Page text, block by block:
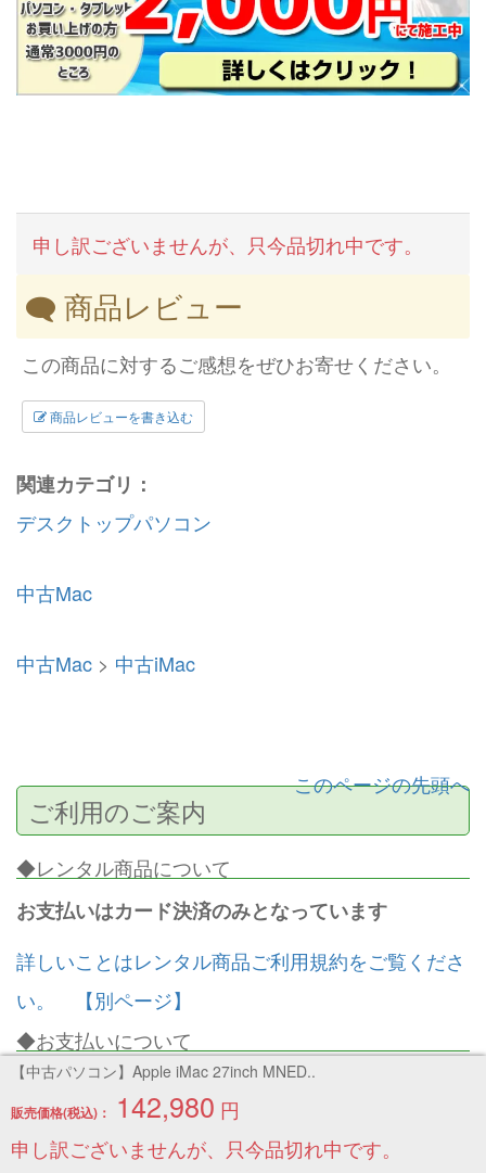
申し訳ございませんが、只今品切れ中です。
【中古パソコン】Apple iMac 27inch MNED..
販売価格(税込)： 142,980 円
申し訳ございませんが、只今品切れ中です。
商品レビュー
この商品に対するご感想をぜひお寄せください。
商品レビューを書き込む
関連カテゴリ：
デスクトップパソコン
中古Mac
中古Mac > 中古iMac
このページの先頭へ
ご利用のご案内
◆レンタル商品について
お支払いはカード決済のみとなっています
詳しいことはレンタル商品ご利用規約をご覧くださ
い。 【別ページ】
◆お支払いについて
カード決済 銀行振込 コンビニ払い
∟お支払いの詳細はこちら